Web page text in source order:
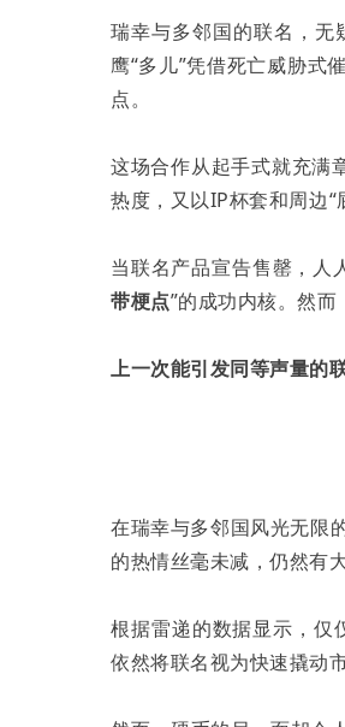
瑞幸与多邻国的联名，无
鹰“多儿”凭借死亡威胁式
点。
这场合作从起手式就充满
热度，又以IP杯套和周边“
当联名产品宣告售罄，人
带梗点”的成功内核。然而
上一次能引发同等声量的
在瑞幸与多邻国风光无限
的热情丝毫未减，仍然有
根据雷递的数据显示，仅
依然将联名视为快速撬动